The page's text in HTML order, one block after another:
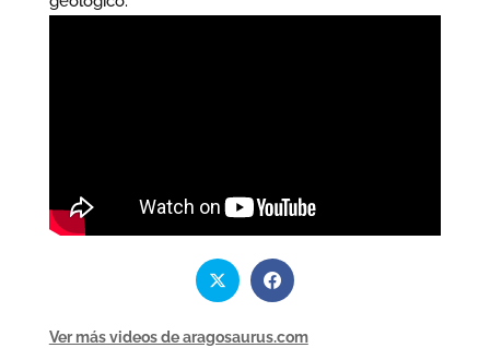
Ver más videos de aragosaurus.com